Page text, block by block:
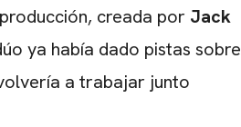
creada por Jack
ya había dado pistas sobre
a trabajar junto